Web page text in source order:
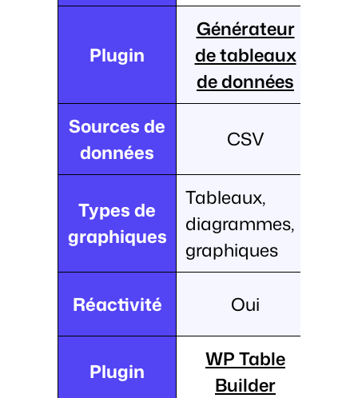
Plugin
Générateur
de tableaux
de données
Sources de
données
CSV
Types de
graphiques
Tableaux,
diagrammes,
graphiques
Réactivité Oui
Plugin
WP Table
Builder